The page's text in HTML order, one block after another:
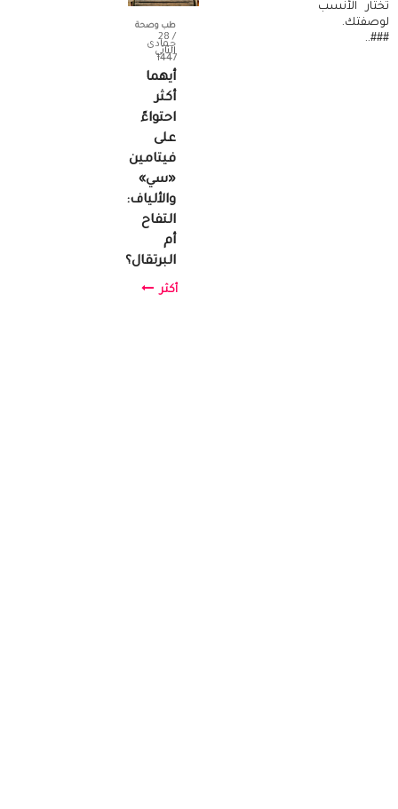
تختار الأنسب
لوصفتك.
###..
طب وصحة
/ 28
جمادى
الثاني
1447
أيهما
أكثر
احتواءً
على
فيتامين
«سي»
والألياف:
التفاح
أم
البرتقال؟
أكثر